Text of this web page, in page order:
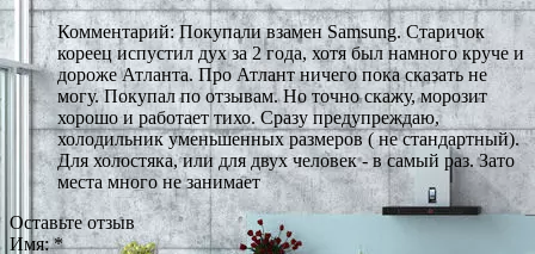
Комментарий: Покупали взамен Samsung. Старичок
кореец испустил дух за 2 года, хотя был намного круче и
дороже Атланта. Про Атлант ничего пока сказать не
могу. Покупал по отзывам. Но точно скажу, морозит
хорошо и работает тихо. Сразу предупреждаю,
холодильник уменьшенных размеров ( не стандартный).
Для холостяка, или для двух человек - в самый раз. Зато
места много не занимает
Оставьте отзыв
Имя:*